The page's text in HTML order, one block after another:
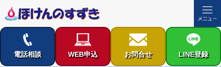
コ
ン
電話相談 WEB申込 お問合せ LINE登録